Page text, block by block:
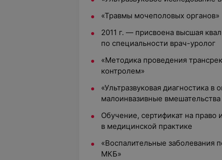
«Травмы мочеполовых органов»
2011 г. — присвоена высшая
по специальности врач-уролог
«Методика проведения
контролем»
«Ультразвуковая диагностика
малоинвазивные
Обучение, сертификат на право
в медицинской практике
«Воспалительные заболевания
МКБ»